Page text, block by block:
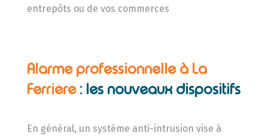
entrepôts ou de vos commerces
Alarme professionnelle à La
Ferrière : les nouveaux dispositifs
En général, un système anti-intrusion vise à